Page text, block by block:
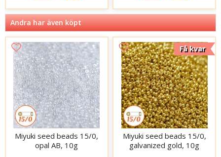
Andra har även köpt
Miyuki seed beads 15/0,
opal AB, 10g
Få kvar
Miyuki seed beads 15/0,
galvanized gold, 10g